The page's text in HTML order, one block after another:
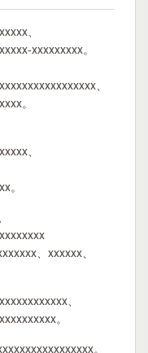
、
xxxxxxxxx。
、
。
、
。
、xxxxxx、
、
。
。